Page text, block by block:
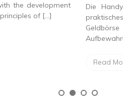
the development
of […]
Die
Read